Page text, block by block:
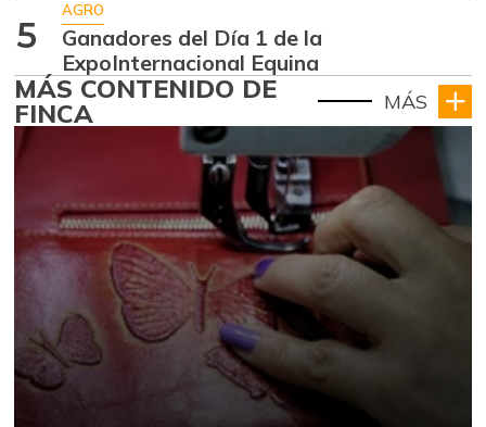
5
AGRO
Ganadores del Día 1 de la
ExpoInternacional Equina
MÁS CONTENIDO DE
FINCA MÁS